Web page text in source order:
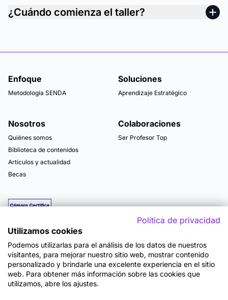
¿Cuándo comienza el taller?
Enfoque
Metodología SENDA
Soluciones
Aprendizaje Estratégico
Nosotros
Quiénes somos
Biblioteca de contenidos
Articulos y actualidad
Becas
Colaboraciones
Ser Profesor Top
Mapa del sitio
Términos y Condiciones de Uso
Política de privacidad
Utilizamos cookies
Podemos utilizarlas para el análisis de los datos de nuestros
visitantes, para mejorar nuestro sitio web, mostrar contenido
personalizado y brindarle una excelente experiencia en el sitio
web. Para obtener más información sobre las cookies que
utilizamos, abre los ajustes.